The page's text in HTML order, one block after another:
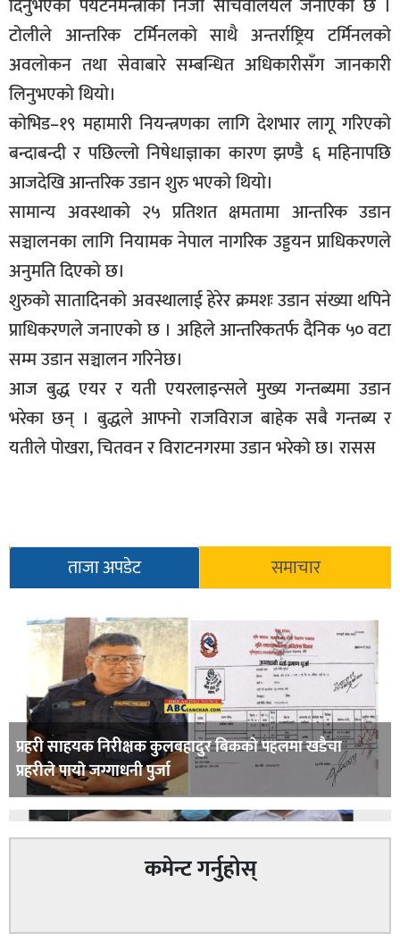
टोलीले आन्तरिक टर्मिनलको साथै अन्तर्राष्ट्रिय टर्मिनलको
अवलोकन तथा सेवाबारे सम्बन्धित अधिकारीसँग जानकारी
लिनुभएको थियो।
कोभिड–१९ महामारी नियन्त्रणका लागि देशभार लागू गरिएको
बन्दाबन्दी र पछिल्लो निषेधाज्ञाका कारण झण्डै ६ महिनापछि
आजदेखि आन्तरिक उडान शुरु भएको थियो।
सामान्य अवस्थाको २५ प्रतिशत क्षमतामा आन्तरिक उडान
सञ्चालनका लागि नियामक नेपाल नागरिक उड्डयन प्राधिकरणले
अनुमति दिएको छ।
शुरुको सातादिनको अवस्थालाई हेरेर क्रमशः उडान संख्या थपिने
प्राधिकरणले जनाएको छ । अहिले आन्तरिकतर्फ दैनिक ५० वटा
सम्म उडान सञ्चालन गरिनेछ।
आज बुद्ध एयर र यती एयरलाइन्सले मुख्य गन्तब्यमा उडान
भरेका छन् । बुद्धले आफ्नो राजविराज बाहेक सबै गन्तब्य र
यतीले पोखरा, चितवन र विराटनगरमा उडान भरेको छ। रासस
ताजा अपडेट समाचार
प्रहरी साहयक निरीक्षक कुलबहादुर बिककाे पहलमा खडैचा
प्रहरीले पायाे जग्गाधनी पुर्जा
कमेन्ट गर्नुहोस्